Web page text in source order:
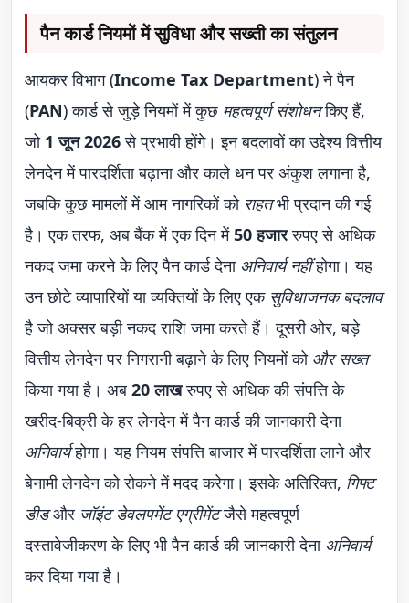
पैन कार्ड नियमों में सुविधा और सख्ती का संतुलन
आयकर विभाग (Income Tax Department) ने पैन
(PAN) कार्ड से जुड़े नियमों में कुछ महत्वपूर्ण संशोधनकिए हैं,
जो 1 जून 2026से प्रभावी होंगे। इन बदलावों का उद्देश्य वित्तीय
लेनदेन में पारदर्शिता बढ़ाना और काले धन पर अंकुश लगाना है,
जबकि कुछ मामलों में आम नागरिकों को राहतभी प्रदान की गई
है। एक तरफ, अब बैंक में एक दिन में50 हजाररुपए से अधिक
नकद जमा करने के लिए पैन कार्ड देना अनिवार्य नहींहोगा। यह
उन छोटे व्यापारियों या व्यक्तियों के लिए एक सुविधाजनक बदलाव
है जो अक्सर बड़ी नकद राशि जमा करते हैं। दूसरी ओर, बड़े
वित्तीय लेनदेन पर निगरानी बढ़ाने के लिए नियमों को और सख्त
किया गया है। अब 20 लाखरुपए से अधिक की संपत्ति के
खरीद-बिक्री के हर लेनदेन में पैन कार्ड की जानकारी देना
अनिवार्यहोगा। यह नियम संपत्ति बाजार में पारदर्शिता लाने और
बेनामी लेनदेन को रोकने में मदद करेगा। इसके अतिरिक्त, गिफ्ट
डीडऔर जॉइंट डेवलपमेंट एग्रीमेंटजैसे महत्वपूर्ण
दस्तावेजीकरण के लिए भी पैन कार्ड की जानकारी देना अनिवार्य
कर दिया गया है।